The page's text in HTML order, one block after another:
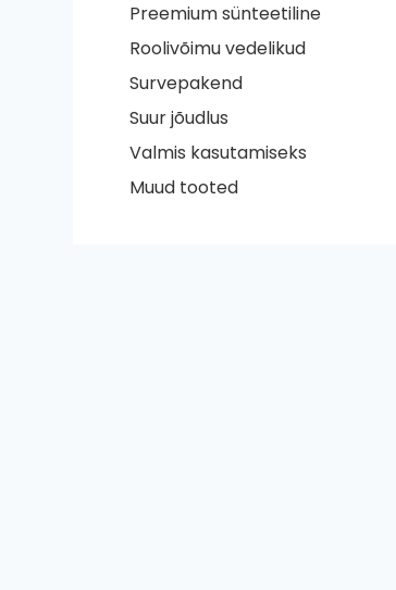
Preemium sünteetiline
Roolivõimu vedelikud
Survepakend
Suur jõudlus
Valmis kasutamiseks
Muud tooted